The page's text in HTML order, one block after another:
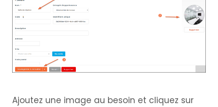
Ajoutez une image au besoin et cliquez sur